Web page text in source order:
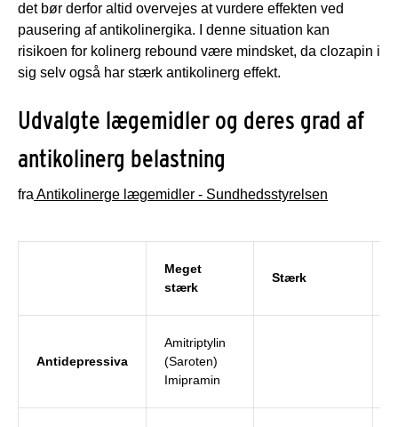
det bør derfor altid overvejes at vurdere effekten ved
pausering af antikolinergika. I denne situation kan
risikoen for kolinerg rebound være mindsket, da clozapin i
sig selv også har stærk antikolinerg effekt.
Udvalgte lægemidler og deres grad af
antikolinerg belastning
fraAntikolinerge lægemidler - Sundhedsstyrelsen
Meget
stærk
Stærk
Antidepressiva
Amitriptylin
(Saroten)
Imipramin